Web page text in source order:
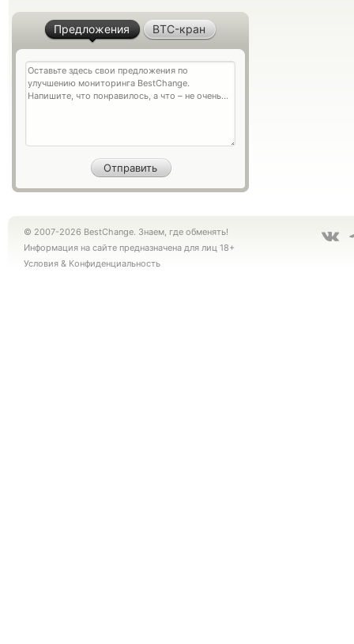
Предложения BTC-кран
© 2007-2026 BestChange. Знаем, где обменять!
Информация на сайте предназначена для лиц 18+
Условия & Конфиденциальность